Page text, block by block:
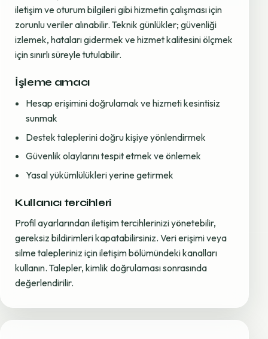
iletişim ve oturum bilgileri gibi hizmetin çalışması için
zorunlu veriler alınabilir. Teknik günlükler; güvenliği
izlemek, hataları gidermek ve hizmet kalitesini ölçmek
için sınırlı süreyle tutulabilir.
İşleme amacı
Hesap erişimini doğrulamak ve hizmeti kesintisiz
sunmak
Destek taleplerini doğru kişiye yönlendirmek
Güvenlik olaylarını tespit etmek ve önlemek
Yasal yükümlülükleri yerine getirmek
Kullanıcı tercihleri
Profil ayarlarından iletişim tercihlerinizi yönetebilir,
gereksiz bildirimleri kapatabilirsiniz. Veri erişimi veya
silme talepleriniz için iletişim bölümündeki kanalları
kullanın. Talepler, kimlik doğrulaması sonrasında
değerlendirilir.